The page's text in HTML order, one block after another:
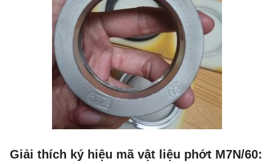
Giải thích ký hiệu mã vật liệu phớt M7N/60: